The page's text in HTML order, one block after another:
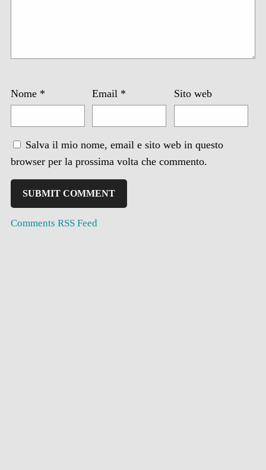
Nome * Email * Sito web
Salva il mio nome, email e sito web in questo
browser per la prossima volta che commento.
Comments RSS Feed